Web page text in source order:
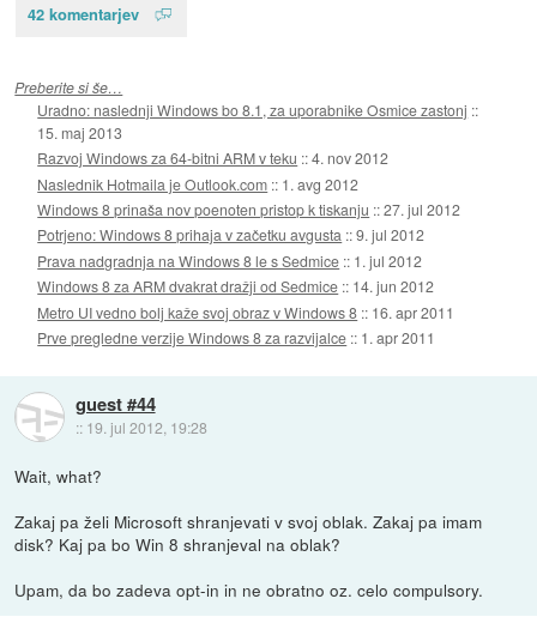
42 komentarjev
Preberite si še…
Uradno: naslednji Windows bo 8.1, za uporabnike Osmice zastonj ::
15. maj 2013
Razvoj Windows za 64-bitni ARM v teku ::4. nov 2012
Naslednik Hotmaila je Outlook.com :: 1. avg 2012
Windows 8 prinaša nov poenoten pristop k tiskanju ::27. jul 2012
Potrjeno: Windows 8 prihaja v začetku avgusta ::9. jul 2012
Prava nadgradnja na Windows 8 le s Sedmice :: 1. jul 2012
Windows 8 za ARM dvakrat dražji od Sedmice :: 14. jun 2012
Metro UI vedno bolj kaže svoj obraz v Windows 8 :: 16. apr 2011
Prve pregledne verzije Windows 8 za razvijalce :: 1. apr 2011
guest #44
:: 19. jul 2012, 19:28
Wait, what?
Zakaj pa želi Microsoft shranjevati v svoj oblak. Zakaj pa imam
disk? Kaj pa bo Win 8 shranjeval na oblak?
Upam, da bo zadeva opt-in in ne obratno oz. celo compulsory.